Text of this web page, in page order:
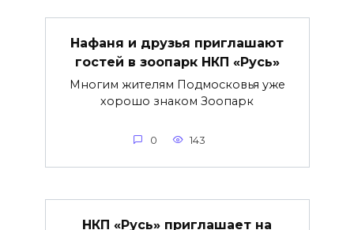
Нафаня и друзья приглашают
гостей в зоопарк НКП «Русь»
Многим жителям Подмосковья уже
хорошо знаком Зоопарк
0 143
НКП «Русь» приглашает на